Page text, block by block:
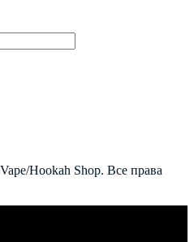
Hookah Shop. Все права